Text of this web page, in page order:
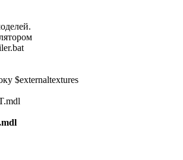
$externaltextures